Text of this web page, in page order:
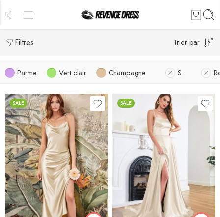
Filtres Trier par
Parme Vert clair Champagne S
SALE SALE